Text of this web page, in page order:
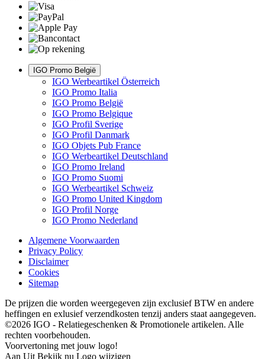
IGO Promo België
IGO Werbeartikel Österreich
IGO Promo Italia
IGO Promo België
IGO Promo Belgique
IGO Profil Sverige
IGO Profil Danmark
IGO Objets Pub France
IGO Werbeartikel Deutschland
IGO Promo Ireland
IGO Promo Suomi
IGO Werbeartikel Schweiz
IGO Promo United Kingdom
IGO Profil Norge
IGO Promo Nederland
Algemene Voorwaarden
Privacy Policy
Disclaimer
Cookies
Sitemap
De prijzen die worden weergegeven zijn exclusief BTW en andere
heffingen en exlusief verzendkosten tenzij anders staat aangegeven.
©2026 IGO - Relatiegeschenken & Promotionele artikelen. Alle
rechten voorbehouden.
Voorvertoning met jouw logo!
Aan Uit Bekijk nu Logo wijzigen